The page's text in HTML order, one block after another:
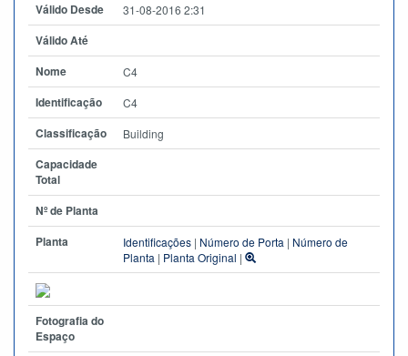
Válido Desde
31-08-2016 2:31
Válido Até
Nome
C4
Identificação C4
Classificação Building
Capacidade
Total
Nº de Planta
Planta
Identificações | Número de Porta | Número de
Planta | Planta Original |
Fotografia do
Espaço